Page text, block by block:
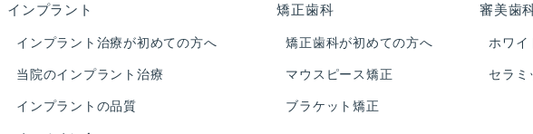
インプラント
インプラント治療が初めての方へ
当院のインプラント治療
インプラントの品質
矯正歯科
矯正歯科が初めての方へ
マウスピース矯正
ブラケット矯正
審美歯
ホワイ
セラミ